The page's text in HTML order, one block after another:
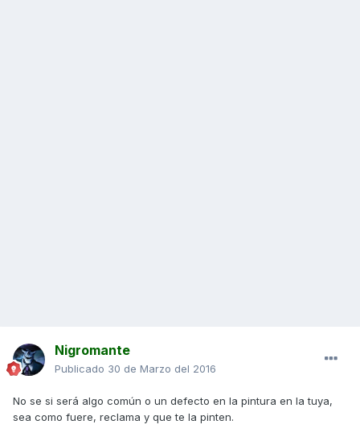
Nigromante
Publicado 30 de Marzo del 2016
No se si será algo común o un defecto en la pintura en la tuya,
sea como fuere, reclama y que te la pinten.